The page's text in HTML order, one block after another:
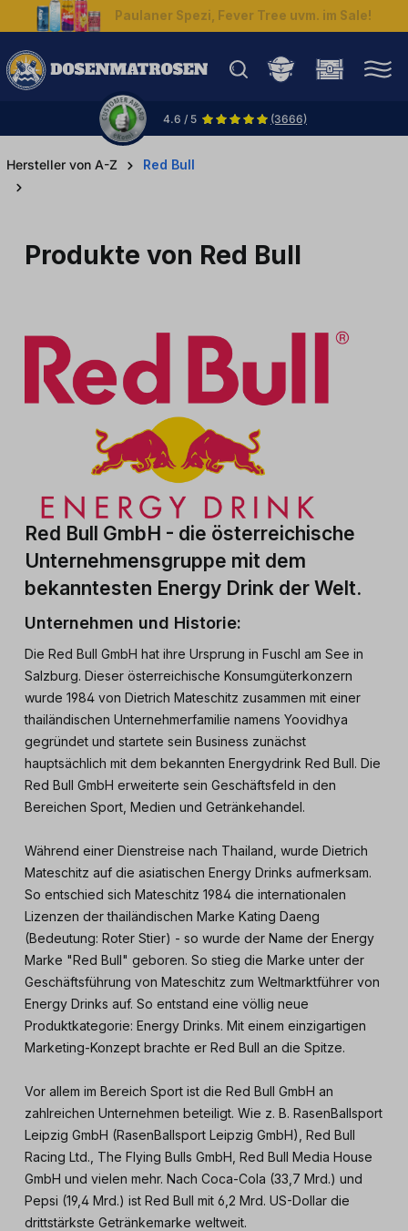
springen Paulaner Spezi, Fever Tree uvm. im Sale!
4.6 / 5 (3666)
Hersteller von A-Z Red Bull
Produkte von Red Bull
Red Bull GmbH - die österreichische
Unternehmensgruppe mit dem
bekanntesten Energy Drink der Welt.
Unternehmen und Historie:
Die Red Bull GmbH hat ihre Ursprung in Fuschl am See in
Salzburg. Dieser österreichische Konsumgüterkonzern
wurde 1984 von Dietrich Mateschitz zusammen mit einer
thailändischen Unternehmerfamilie namens Yoovidhya
gegründet und startete sein Business zunächst
hauptsächlich mit dem bekannten Energydrink Red Bull. Die
Red Bull GmbH erweiterte sein Geschäftsfeld in den
Bereichen Sport, Medien und Getränkehandel.
Während einer Dienstreise nach Thailand, wurde Dietrich
Mateschitz auf die asiatischen Energy Drinks aufmerksam.
So entschied sich Mateschitz 1984 die internationalen
Lizenzen der thailändischen Marke Kating Daeng
(Bedeutung: Roter Stier) - so wurde der Name der Energy
Marke "Red Bull" geboren. So stieg die Marke unter der
Geschäftsführung von Mateschitz zum Weltmarktführer von
Energy Drinks auf. So entstand eine völlig neue
Produktkategorie: Energy Drinks. Mit einem einzigartigen
Marketing-Konzept brachte er Red Bull an die Spitze.
Vor allem im Bereich Sport ist die Red Bull GmbH an
zahlreichen Unternehmen beteiligt. Wie z. B. RasenBallsport
Leipzig GmbH (RasenBallsport Leipzig GmbH), Red Bull
Racing Ltd., The Flying Bulls GmbH, Red Bull Media House
GmbH und vielen mehr. Nach Coca-Cola (33,7 Mrd.) und
Pepsi (19,4 Mrd.) ist Red Bull mit 6,2 Mrd. US-Dollar die
drittstärkste Getränkemarke weltweit.